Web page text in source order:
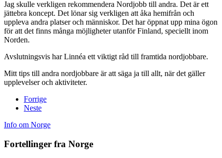
Jag skulle verkligen rekommendera Nordjobb till andra. Det är ett
jättebra koncept. Det lönar sig verkligen att åka hemifrån och
uppleva andra platser och människor. Det har öppnat upp mina ögon
för att det finns många möjligheter utanför Finland, speciellt inom
Norden.
Avslutningsvis har Linnéa ett viktigt råd till framtida nordjobbare.
Mitt tips till andra nordjobbare är att säga ja till allt, när det gäller
upplevelser och aktiviteter.
Forrige
Neste
Info om Norge
Fortellinger fra Norge